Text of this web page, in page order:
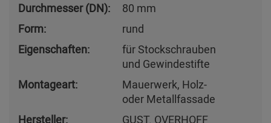
Durchmesser (DN):
80 mm
Form:
rund
Eigenschaften:
für Stockschrauben
und Gewindestifte
Montageart:
Mauerwerk, Holz-
oder Metallfassade
Hersteller:
GUST. OVERHOFF